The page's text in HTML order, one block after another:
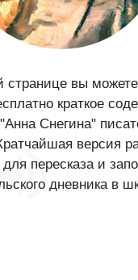
странице вы
краткое
Снегина"
версия
пересказа и
дневника в